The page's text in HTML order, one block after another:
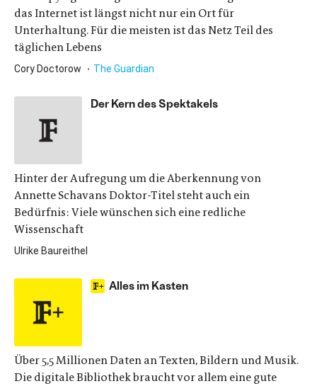
das Internet ist längst nicht nur ein Ort für
Unterhaltung. Für die meisten ist das Netz Teil des
täglichen Lebens
Cory Doctorow The Guardian
Der Kern des Spektakels
Hinter der Aufregung um die Aberkennung von
Annette Schavans Doktor-Titel steht auch ein
Bedürfnis: Viele wünschen sich eine redliche
Wissenschaft
Ulrike Baureithel
Alles im Kasten
Über 5,5 Millionen Daten an Texten, Bildern und Musik.
Die digitale Bibliothek braucht vor allem eine gute